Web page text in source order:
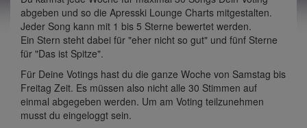
abgeben und so die Apresski Lounge Charts mitgestalten.
Jeder Song kann mit 1 bis 5 Sterne bewertet werden.
Ein Stern steht dabei für "eher nicht so gut" und fünf Sterne
für "Das ist Spitze".
Für Deine Votings hast du die ganze Woche von Samstag bis
Freitag Zeit. Es müssen also nicht alle 30 Stimmen auf
einmal abgegeben werden. Um am Voting teilzunehmen
musst du eingeloggt sein.